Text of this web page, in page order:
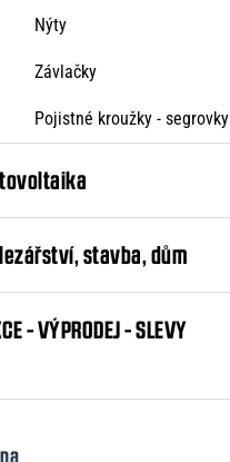
Nýty
Závlačky
Pojistné kroužky - segrovky
stavba, dům
- VÝPRODEJ - SLEVY